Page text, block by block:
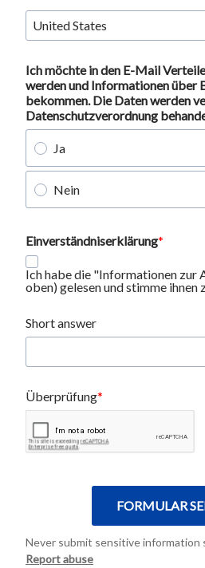
United States
Ich möchte in den E-Mail
werden und Informationen
bekommen. Die Daten werden
Datenschutzverordnung
Ja
Nein
Einverständniserklärung
Ich habe die "Informationen zur
oben) gelesen und stimme ihnen
Short answer
Überprüfung
FORMULAR
Never submit sensitive information
Report abuse